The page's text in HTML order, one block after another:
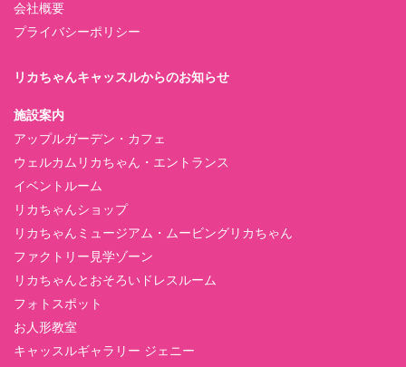
会社概要
プライバシーポリシー
リカちゃんキャッスルからのお知らせ
施設案内
アップルガーデン・カフェ
ウェルカムリカちゃん・エントランス
イベントルーム
リカちゃんショップ
リカちゃんミュージアム・ムービングリカちゃん
ファクトリー見学ゾーン
リカちゃんとおそろいドレスルーム
フォトスポット
お人形教室
キャッスルギャラリー ジェニー